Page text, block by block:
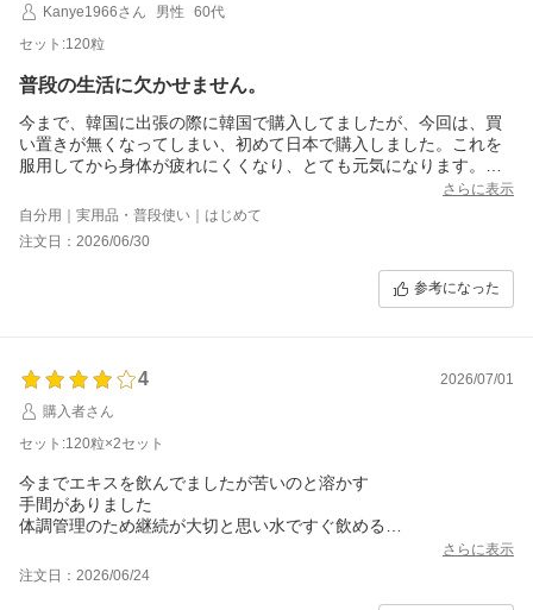
Kanye1966さん
男性
60代
セット:120粒
普段の生活に欠かせません。
今まで、韓国に出張の際に韓国で購入してましたが、今回は、買
い置きが無くなってしまい、初めて日本で購入しました。これを
服用してから身体が疲れにくくなり、とても元気になります。普
さらに表示
自分用｜実用品・普段使い｜はじめて
注文日：2026/06/30
参考になった
4
2026/07/01
購入者さん
セット:120粒×2セット
今までエキスを飲んでましたが苦いのと溶かす
手間がありました
体調管理のため継続が大切と思い水ですぐ飲める
朝起きてから２錠飲み疲れた時は寝る前にも飲んでます
さらに表示
注文日：2026/06/24